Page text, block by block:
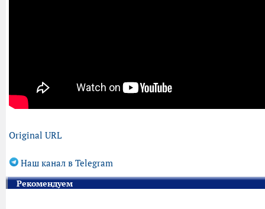
Original URL
Наш канал в Telegram
Рекомендуем